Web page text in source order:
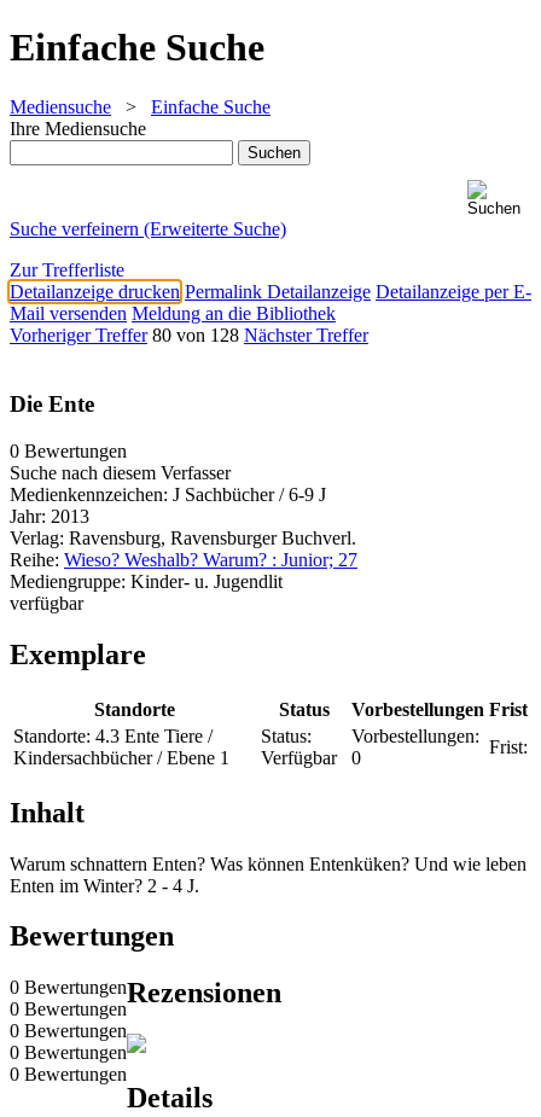
Einfache Suche
Mediensuche > Einfache Suche
Ihre Mediensuche
Suche verfeinern (Erweiterte Suche)
Zur Trefferliste
Detailanzeige drucken Permalink Detailanzeige Detailanzeige per E-
Mail versenden Meldung an die Bibliothek
Vorheriger Treffer 80 von 128 Nächster Treffer
Die Ente
0 Bewertungen
Suche nach diesem Verfasser
Medienkennzeichen: J Sachbücher / 6-9 J
Jahr: 2013
Verlag: Ravensburg, Ravensburger Buchverl.
Reihe: Wieso? Weshalb? Warum? : Junior; 27
Mediengruppe: Kinder- u. Jugendlit
verfügbar
Exemplare
Standorte Status Vorbestellungen Frist
Standorte: 4.3 Ente Tiere /
Kindersachbücher / Ebene 1
Status:
Verfügbar
Vorbestellungen:
0
Frist:
Inhalt
Warum schnattern Enten? Was können Entenküken? Und wie leben
Enten im Winter? 2 - 4 J.
Bewertungen
0 Bewertungen
0 Bewertungen
0 Bewertungen
0 Bewertungen
0 Bewertungen
Rezensionen
Details